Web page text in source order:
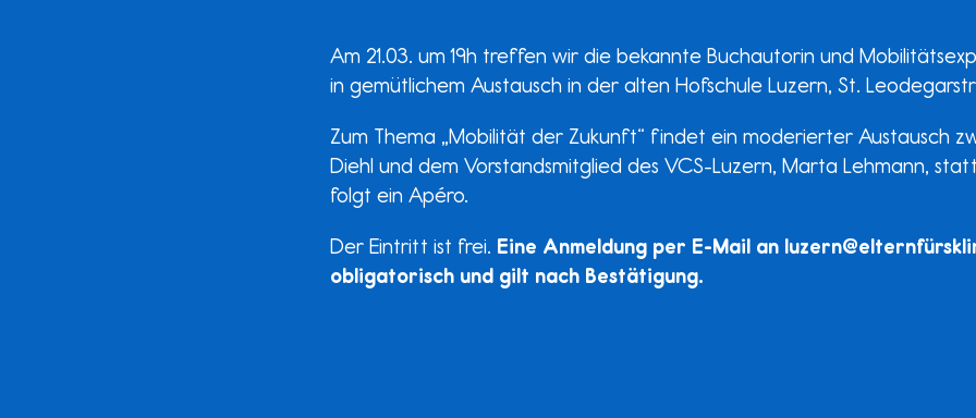
Am 21.03. um 19h treffen wir die bekannte Buchautorin und
in gemütlichem Austausch in der alten Hofschule Luzern, St.
Zum Thema „Mobilität der Zukunft“ findet ein moderierter Austausch
Diehl und dem Vorstandsmitglied des VCS-Luzern, Marta Lehmann,
folgt ein Apéro.
Der Eintritt ist frei. Eine Anmeldung per E-Mail an
obligatorisch und gilt nach Bestätigung.